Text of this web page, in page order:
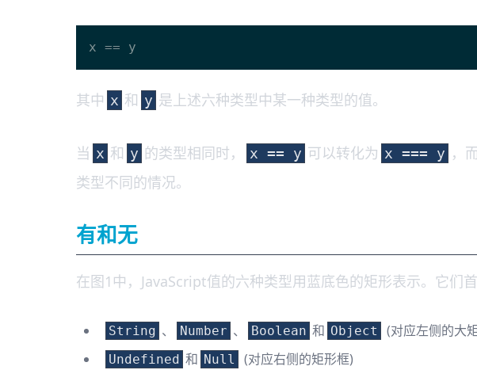
其中 x 和 y 是上述六种类型中某一种类型的值。
当 x 和 y 的类型相同时， x == y 可以转化为 x === y ，
类型不同的情况。
有和无
在图1中，JavaScript值的六种类型用蓝底色的矩形表示。它们首
String 、 Number 、 Boolean 和 Object (对应左侧的大
Undefined 和 Null (对应右侧的矩形框)